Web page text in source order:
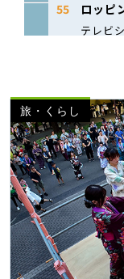
旅・くらし